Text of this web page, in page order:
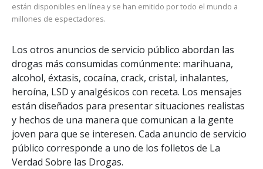
están disponibles en línea y se han emitido por todo el mundo a
millones de espectadores.
Los otros anuncios de servicio público abordan las
drogas más consumidas comúnmente: marihuana,
alcohol, éxtasis, cocaína, crack, cristal, inhalantes,
heroína, LSD y analgésicos con receta. Los mensajes
están diseñados para presentar situaciones realistas
y hechos de una manera que comunican a la gente
joven para que se interesen. Cada anuncio de servicio
público corresponde a uno de los folletos de La
Verdad Sobre las Drogas.